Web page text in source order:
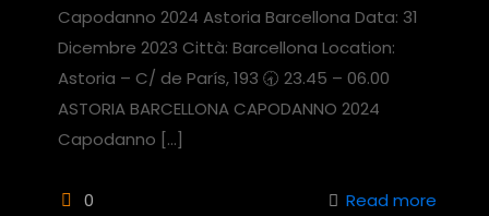
Capodanno 2024 Astoria Barcellona Data: 31
Dicembre 2023 Città: Barcellona Location:
Astoria – C/ de París, 193 🕣 23.45 – 06.00
ASTORIA BARCELLONA CAPODANNO 2024
Capodanno […]
0 Read more